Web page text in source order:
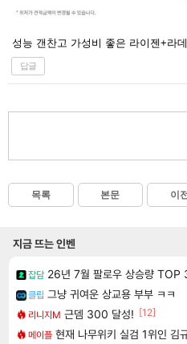
성능 갠찬고 가성비 좋은 라이젠+라
답글
목록 본문 이
지금 뜨는 인벤
잡담 26년 7월 팔로우 상승량 TOP
클립 그냥 귀여운 상교용 부부 ㅋㅋ
리니지M 근뎀 300 달성! [12]
메이플 현재 나무위키 실검 1위인 김